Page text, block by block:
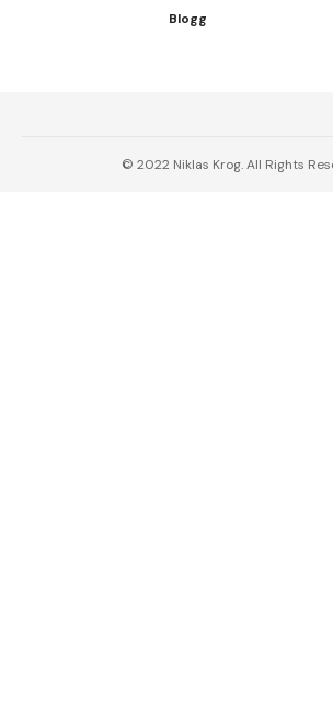
Blogg
© 2022 Niklas Krog. All Rights